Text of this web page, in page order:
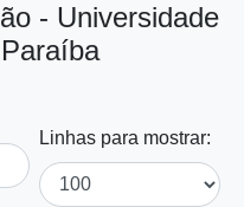
- Universidade
Linhas para mostrar: